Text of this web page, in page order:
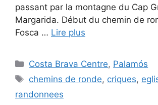
passant par la montagne du Cap
Margarida. Début du chemin de
Fosca … Lire plus
Catégories
Costa Brava Centre, Palamós
Étiquettes
chemins de ronde, criques,
randonnees